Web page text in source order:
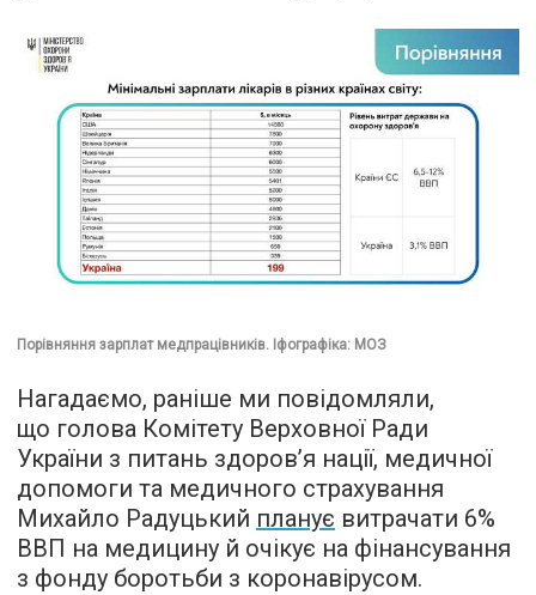
Порівняння зарплат медпрацівників. Іфографіка: МОЗ
Нагадаємо, раніше ми повідомляли,
що голова Комітету Верховної Ради
України з питань здоров’я нації, медичної
допомоги та медичного страхування
Михайло Радуцький планує витрачати 6%
ВВП на медицину й очікує на фінансування
з фонду боротьби з коронавірусом.